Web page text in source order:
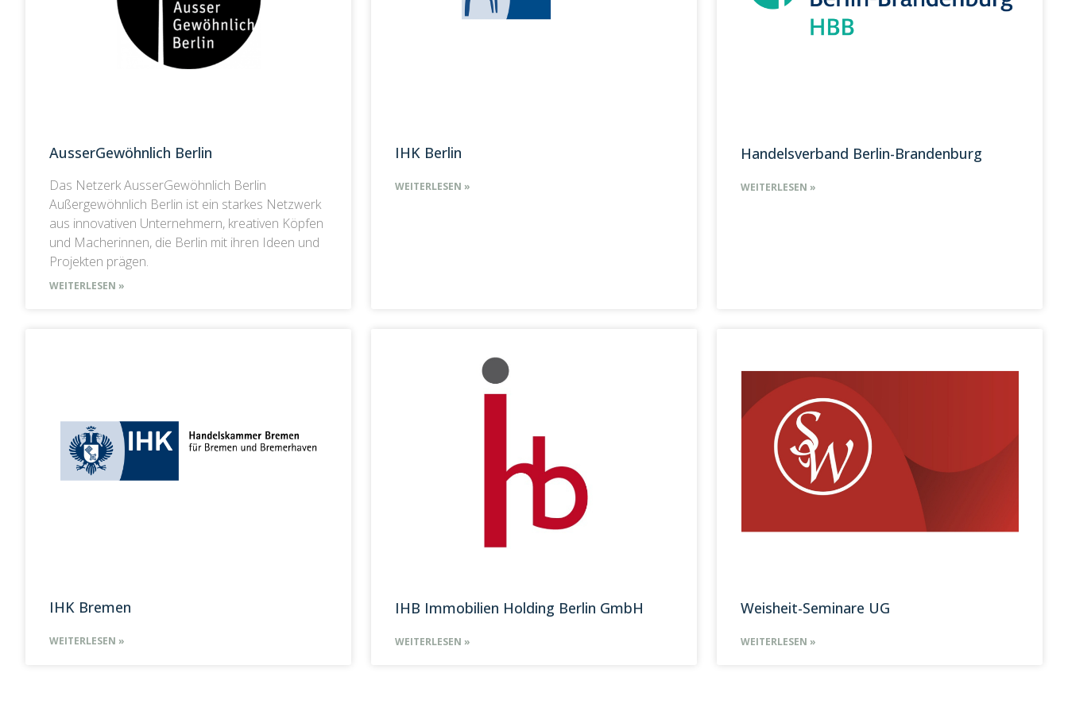
AusserGewöhnlich Berlin
Das Netzerk AusserGewöhnlich Berlin
Außergewöhnlich Berlin ist ein starkes Netzwerk
aus innovativen Unternehmern, kreativen Köpfen
und Macherinnen, die Berlin mit ihren Ideen und
Projekten prägen.
WEITERLESEN »
IHK Berlin
WEITERLESEN »
Handelsverband Berlin-Brandenburg
WEITERLESEN »
IHK Bremen
WEITERLESEN »
IHB Immobilien Holding Berlin GmbH
WEITERLESEN »
Weisheit-Seminare UG
WEITERLESEN »